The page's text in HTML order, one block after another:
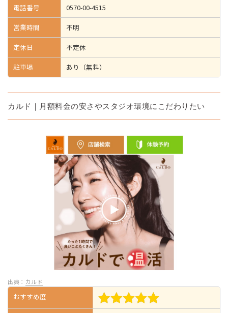
電話番号 0570-00-4515
営業時間 不明
定休日 不定休
駐車場 あり（無料）
カルド｜月額料金の安さやスタジオ環境にこだわりたい
出典： カルド
おすすめ度